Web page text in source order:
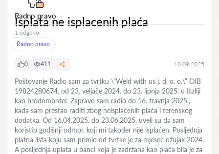
Radno pravo
Isplata ne isplacenih plaća
1 odgovor
Radno pravo
0 411 10.09.2025
Poštovanje Radio sam za tvrtku \”Weld with us j. d. o. o.\” OIB
19824280674, od 23. veljače 2024. do 23. lipnja 2025. u Italiji
kao brodomonter. Zapravo sam radio do 16. travnja 2025.,
kada sam prestao raditi zbog neisplaćenih plaća i terenskog
dodatka. Od 16.04.2025. do 23.06.2025. uveli su da sam
koristio godišnji odmor, koji mi također nije isplaćen. Posljednja
platna lista koju sam primio od tvrtke je za mjesec ožujak 2024.
A posljednja uplata u banci koja je zadržana kao plaća bila je za